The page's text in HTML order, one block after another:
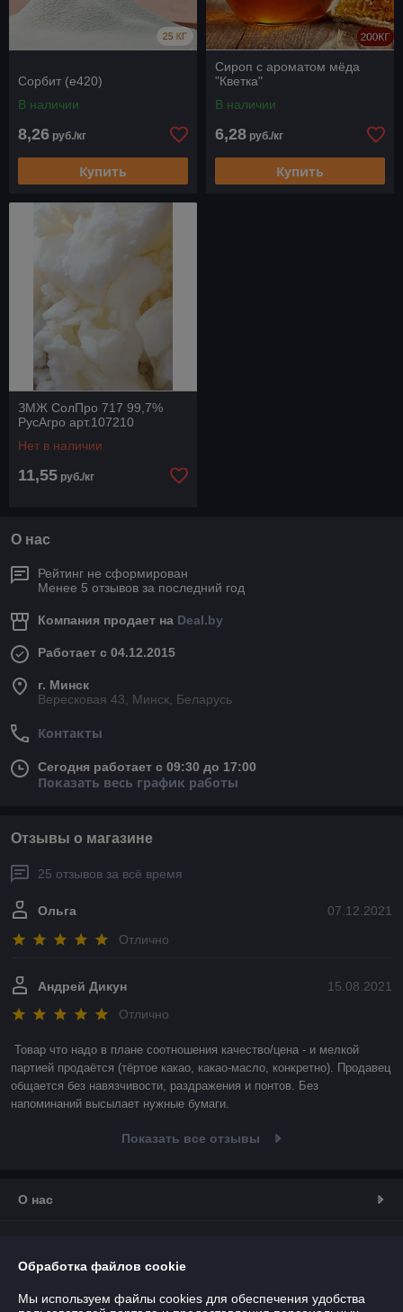
Сорбит (е420)
В наличии
8,26 руб./кг
Купить
Сироп с ароматом мёда
"Кветка"
В наличии
6,28 руб./кг
Купить
ЗМЖ СолПро 717 99,7%
РусАгро арт.107210
Нет в наличии
11,55 руб./кг
О нас
Рейтинг не сформирован
Менее 5 отзывов за последний год
Компания продает на Deal.by
Работает с 04.12.2015
г. Минск
Вересковая 43, Минск, Беларусь
Контакты
Сегодня работает с 09:30 до 17:00
Показать весь график работы
Отзывы о магазине
25 отзывов за всё время
07.12.2021
Ольга
Отлично
15.08.2021
Андрей Дикун
Отлично
Товар что надо в плане соотношения качество/цена - и мелкой
партией продаётся (тёртое какао, какао-масло, конкретно). Продавец
общается без навязчивости, раздражения и понтов. Без
напоминаний высылает нужные бумаги.
Показать все отзывы
О нас
Обработка файлов cookie
Мы используем файлы cookies для обеспечения удобства